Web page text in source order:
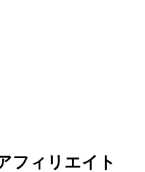
フィリエイト